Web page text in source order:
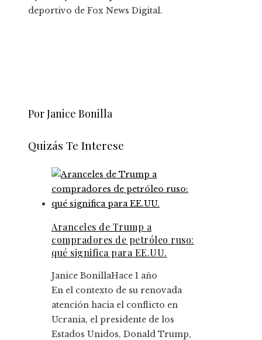
deportivo de Fox News Digital.
Por Janice Bonilla
Quizás Te Interese
Aranceles de Trump a
compradores de petróleo ruso:
qué significa para EE.UU.
Janice BonillaHace 1 año
En el contexto de su renovada
atención hacia el conflicto en
Ucrania, el presidente de los
Estados Unidos, Donald Trump,